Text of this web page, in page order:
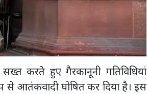
करते हुए गैरकानूनी गतिविधियां
से आतंकवादी घोषित कर दिया है। इस